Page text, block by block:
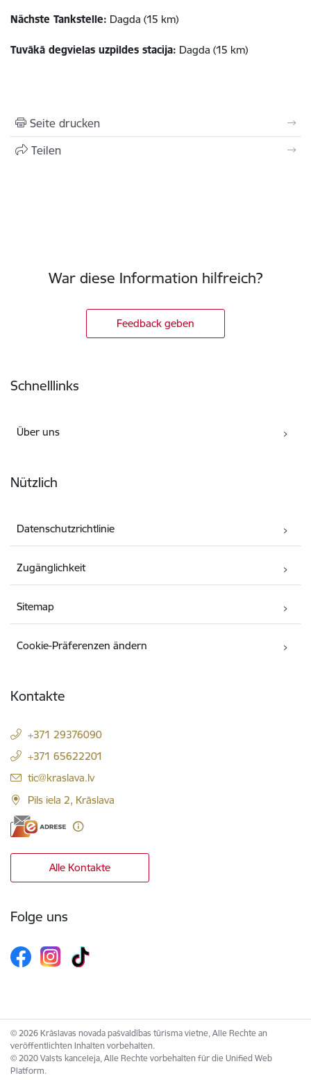
Nächste Tankstelle: Dagda (15 km)
Tuvākā degvielas uzpildes stacija: Dagda (15 km)
Seite drucken
Teilen
War diese Information hilfreich?
Feedback geben
Schnelllinks
Über uns
Nützlich
Datenschutzrichtlinie
Zugänglichkeit
Sitemap
Cookie-Präferenzen ändern
Kontakte
+371 29376090
+371 65622201
E-Mail:
tic@kraslava.lv
Pils iela 2, Krāslava
Alle Kontakte
Folge uns
© 2026 Krāslavas novada pašvaldības tūrisma vietne, Alle Rechte an
veröffentlichten Inhalten vorbehalten.
© 2020 Valsts kanceleja, Alle Rechte vorbehalten für die Unified Web
Platform.